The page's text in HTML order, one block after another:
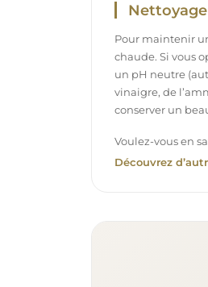
Pour maintenir
chaude. Si vous
un pH neutre
vinaigre, de
conserver un
Voulez-vous en
Découvrez